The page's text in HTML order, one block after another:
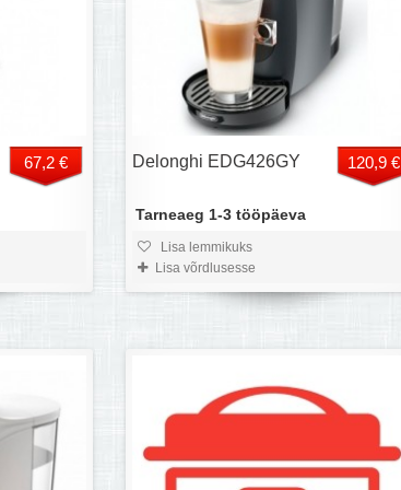
67,2 € Delonghi EDG426GY 120,9 €
Tarneaeg 1-3 tööpäeva
Lisa lemmikuks
Lisa võrdlusesse